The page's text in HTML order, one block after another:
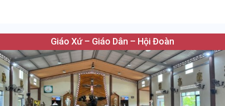
Giáo Xứ – Giáo Dân – Hội Đoàn